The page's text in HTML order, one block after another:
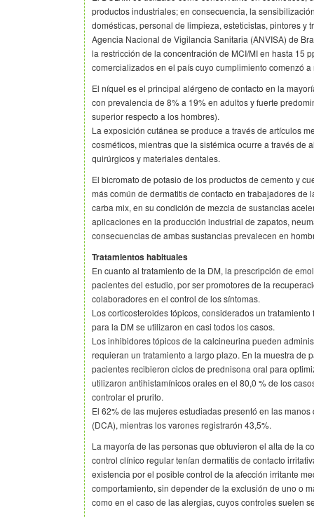
productos industriales; en consecuencia, la
domésticas, personal de limpieza, esteticistas, pintores y
Agencia Nacional de Vigilancia Sanitaria (ANVISA) de
la restricción de la concentración de MCI/MI en hasta 15
comercializados en el país cuyo cumplimiento comenzó
El níquel es el principal alérgeno de contacto en la
con prevalencia de 8% a 19% en adultos y fuerte
superior respecto a los hombres).
La exposición cutánea se produce a través de artículos
cosméticos, mientras que la sistémica ocurre a través de
quirúrgicos y materiales dentales.
El bicromato de potasio de los productos de cemento y
más común de dermatitis de contacto en trabajadores de
carba mix, en su condición de mezcla de sustancias
aplicaciones en la producción industrial de zapatos,
consecuencias de ambas sustancias prevalecen en
Tratamientos habituales
En cuanto al tratamiento de la DM, la prescripción de
pacientes del estudio, por ser promotores de la
colaboradores en el control de los síntomas.
Los corticosteroides tópicos, considerados un
para la DM se utilizaron en casi todos los casos.
Los inhibidores tópicos de la calcineurina pueden
requieran un tratamiento a largo plazo. En la muestra de
pacientes recibieron ciclos de prednisona oral para
utilizaron antihistamínicos orales en el 80,0 % de los
controlar el prurito.
El 62% de las mujeres estudiadas presentó en las
(DCA), mientras los varones registrarón 43,5%.
La mayoría de las personas que obtuvieron el alta de la
control clínico regular tenían dermatitis de contacto
existencia por el posible control de la afección irritante
comportamiento, sin depender de la exclusión de uno o
como en el caso de las alergias, cuyos controles suelen